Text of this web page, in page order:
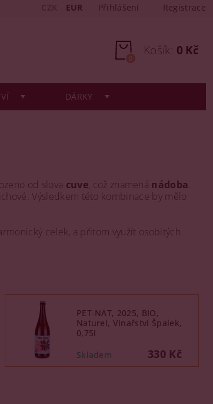
EUR Přihlášení Registrace
Košík: 0 Kč
0
DÁRKY
od slova cuve, což znamená nádoba
Výsledkem této kombinace by mělo
celek, a přitom využít osobitých
PET-NAT, 2025, BIO,
Naturel, Vinařství Špalek,
0,75l
330 Kč